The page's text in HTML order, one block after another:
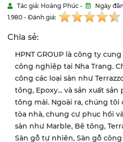
Tác giả: Hoàng Phúc - Ngày
1.980 - Đánh giá:
Chia sẻ:
HPNT GROUP là công ty
công nghiệp tại Nha Trang.
công các loại sàn như
tông, Epoxy... và sản xuất sản
tông mài. Ngoài ra, chúng tôi
tòa nhà, chung cư phục hồi
sàn như Marble, Bê tông,
Sàn gỗ tự nhiên, Sàn gỗ